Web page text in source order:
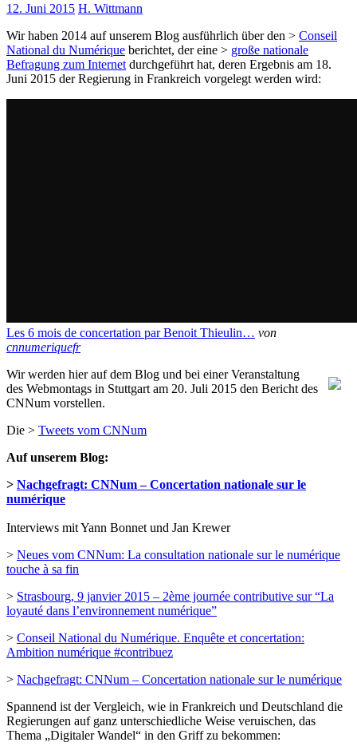
12. Juni 2015 H. Wittmann
Wir haben 2014 auf unserem Blog ausführlich über den > Conseil
National du Numérique berichtet, der eine > große nationale
Befragung zum Internet durchgeführt hat, deren Ergebnis am 18.
Juni 2015 der Regierung in Frankreich vorgelegt werden wird:
Les 6 mois de concertation par Benoit Thieulin… von
cnnumeriquefr
Wir werden hier auf dem Blog und bei einer Veranstaltung
des Webmontags in Stuttgart am 20. Juli 2015 den Bericht des
CNNum vorstellen.
Die > Tweets vom CNNum
Auf unserem Blog:
> Nachgefragt: CNNum – Concertation nationale sur le
numérique
Interviews mit Yann Bonnet und Jan Krewer
> Neues vom CNNum: La consultation nationale sur le numérique
touche à sa fin
> Strasbourg, 9 janvier 2015 – 2ème journée contributive sur “La
loyauté dans l’environnement numérique”
> Conseil National du Numérique. Enquête et concertation:
Ambition numérique #contribuez
> Nachgefragt: CNNum – Concertation nationale sur le numérique
Spannend ist der Vergleich, wie in Frankreich und Deutschland die
Regierungen auf ganz unterschiedliche Weise veruischen, das
Thema „Digitaler Wandel“ in den Griff zu bekommen: